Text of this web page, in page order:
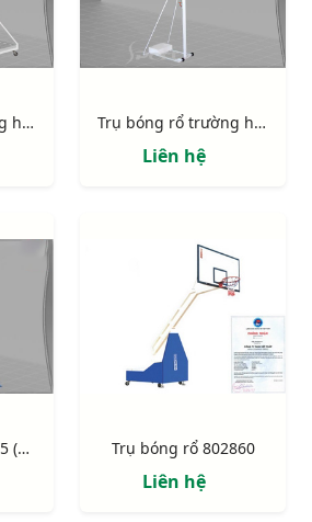
Trụ bóng rổ trường học 801829 Trụ bóng rổ trường học 801827
Liên hệ
Trụ bóng rổ 801875 (BS8875) Trụ bóng rổ 802860
Liên hệ